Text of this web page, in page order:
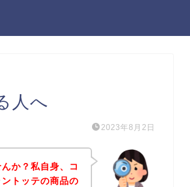
人へ
2023年8月2日
か？私自身、コ
トッテの商品の